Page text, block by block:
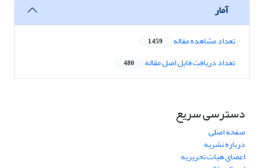
آمار
تعداد مشاهده مقاله 1,459
تعداد دریافت فایل اصل مقاله 480
دسترسی سریع
صفحه اصلی
درباره نشریه
اعضای هیات تحریریه